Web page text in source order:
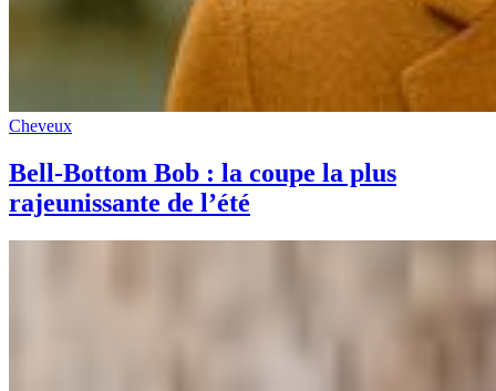
Cheveux
Bell-Bottom Bob : la coupe la plus
rajeunissante de l’été